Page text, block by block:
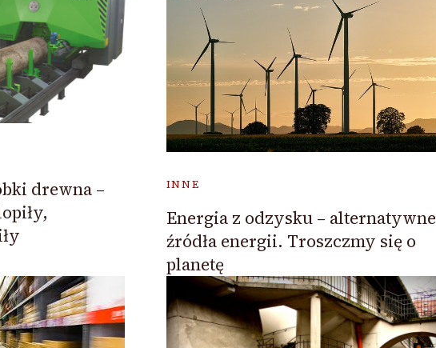
drewna –
INNE
Energia z odzysku – alternatywne
źródła energii. Troszczmy się o
planetę